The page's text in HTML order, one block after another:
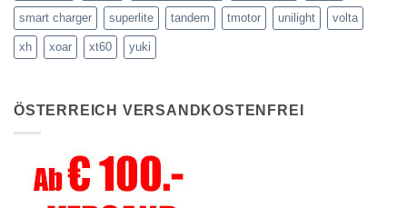
smart charger superlite tandem tmotor unilight volta
xh xoar xt60 yuki
ÖSTERREICH VERSANDKOSTENFREI